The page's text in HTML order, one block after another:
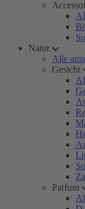
Natur
Alle
Gesicht
Parfum